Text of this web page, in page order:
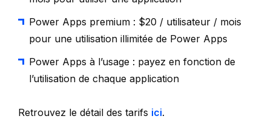
Power Apps premium : $20 / utilisateur / mois
pour une utilisation illimitée de Power Apps
Power Apps à l’usage : payez en fonction de
l’utilisation de chaque application
Retrouvez le détail des tarifs ici.